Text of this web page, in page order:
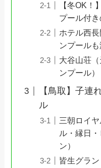
【冬OK！
プール付き
ホテル西
ンプール
大谷山荘
ンプール）
【鳥取】子連
ル
三朝ロイ
ル・縁日
ン）
皆生グラ